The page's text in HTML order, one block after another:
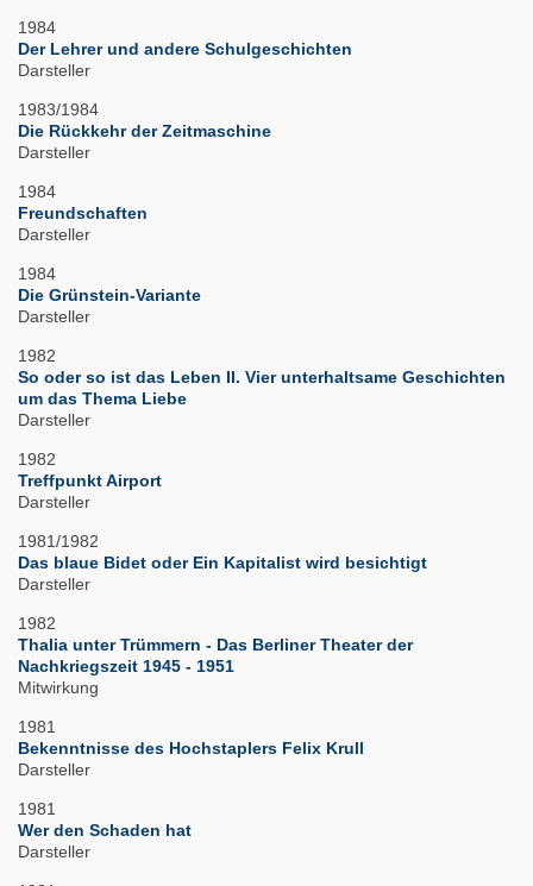
1984
Der Lehrer und andere Schulgeschichten
Darsteller
1983/1984
Die Rückkehr der Zeitmaschine
Darsteller
1984
Freundschaften
Darsteller
1984
Die Grünstein-Variante
Darsteller
1982
So oder so ist das Leben II. Vier unterhaltsame Geschichten
um das Thema Liebe
Darsteller
1982
Treffpunkt Airport
Darsteller
1981/1982
Das blaue Bidet oder Ein Kapitalist wird besichtigt
Darsteller
1982
Thalia unter Trümmern - Das Berliner Theater der
Nachkriegszeit 1945 - 1951
Mitwirkung
1981
Bekenntnisse des Hochstaplers Felix Krull
Darsteller
1981
Wer den Schaden hat
Darsteller